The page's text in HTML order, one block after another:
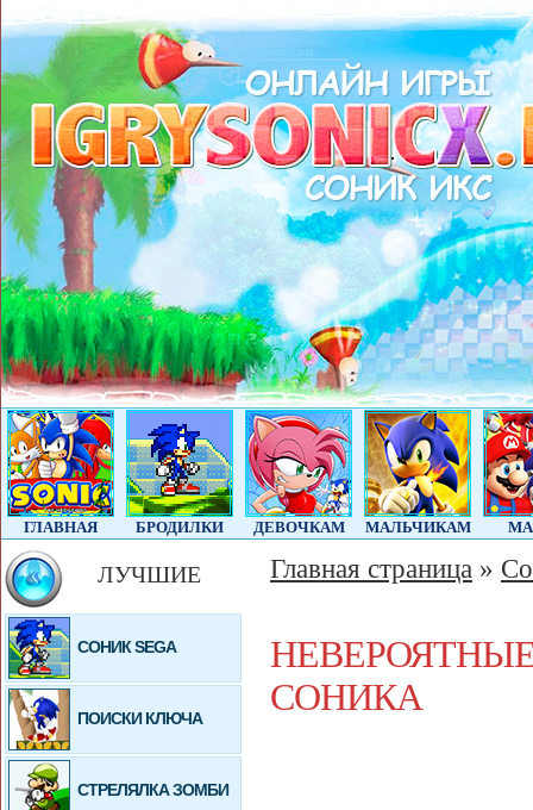
ГЛАВНАЯ БРОДИЛКИ ДЕВОЧКАМ МАЛЬЧИКАМ
ЛУЧШИЕ
СОНИК SEGA
ПОИСКИ КЛЮЧА
СТРЕЛЯЛКА ЗОМБИ
Главная страница »
СОНИКА